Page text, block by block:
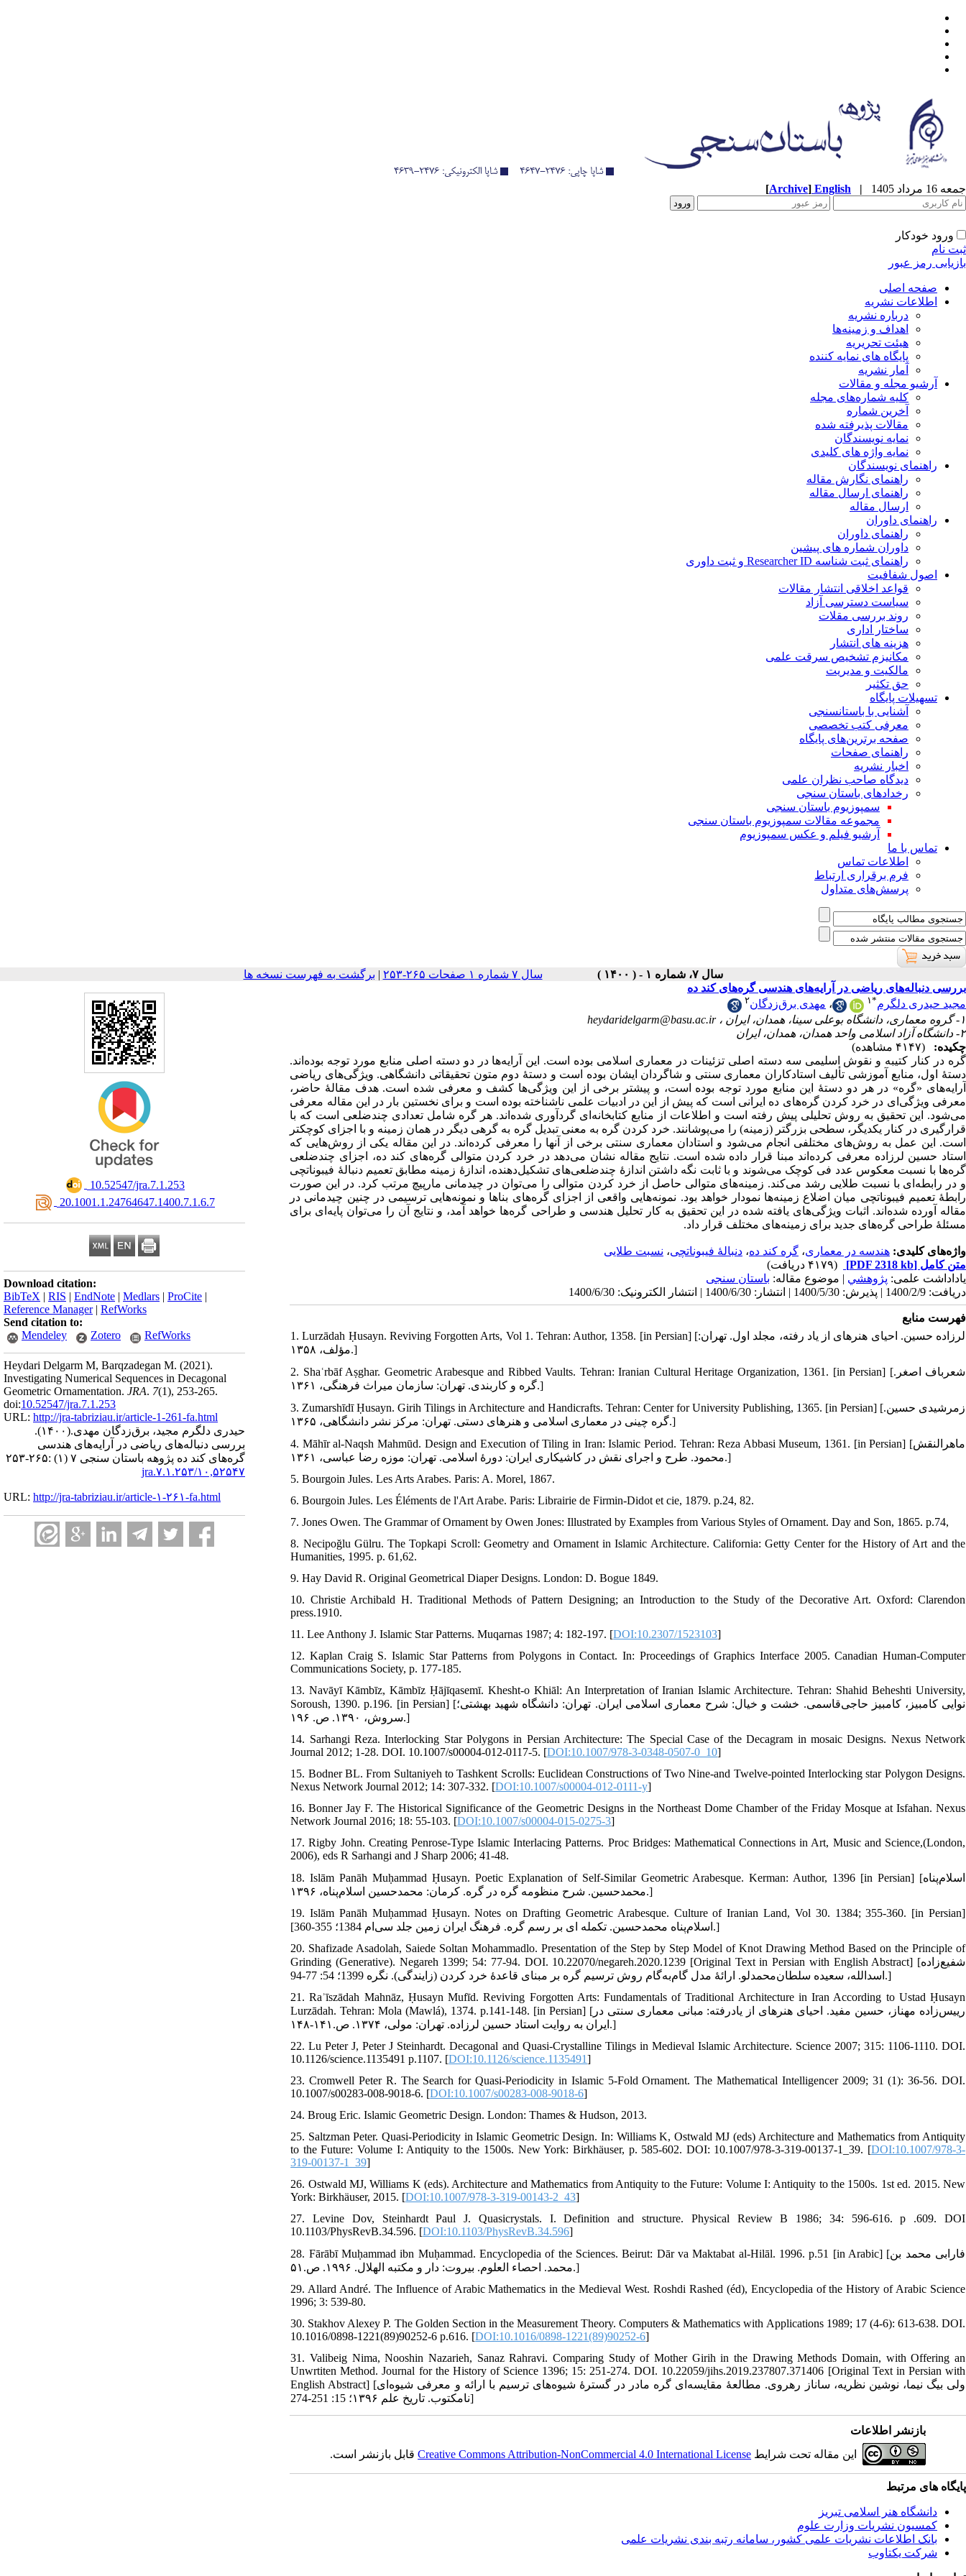
جمعه 16 مرداد 1405 |
English
[Archive]
ورود خودکار
ثبت نام
بازیابی رمز عبور
صفحه اصلی
اطلاعات نشریه
درباره نشریه
اهداف و زمینه‌ها
هیئت تحریریه
پایگاه های نمایه کننده
آمار نشریه
آرشیو مجله و مقالات
کلیه شماره‌های مجله
آخرین شماره
مقالات پذیرفته شده
نمایه نویسندگان
نمایه واژه های کلیدی
راهنمای نویسندگان
راهنمای نگارش مقاله
راهنمای ارسال مقاله
ارسال مقاله
راهنمای داوران
راهنمای داوران
داوران شماره های پیشین
راهنمای ثبت شناسه Researcher ID و ثبت داوری
اصول شفافیت
قواعد اخلاقی انتشار مقالات
سیاست دسترسی آزاد
روند بررسی مقلات
ساختار اداری
هزینه های انتشار
ﻣﮑﺎﻧﯿﺰم ﺗﺸﺨﯿﺺ ﺳﺮﻗﺖ ﻋﻠﻤﯽ
مالکیت و مدیریت
حق تکثیر
تسهیلات پایگاه
آشنایی با باستانسنجی
معرفی کتب تخصصی
صفحه برترین‌های پایگاه
راهنمای صفحات
اخبار نشریه
دیدگاه صاحب نظران علمی
رخدادهای باستان سنجی
سمپوزیوم باستان سنجی
مجموعه مقالات سمپوزیوم باستان سنجی
آرشیو فیلم و عکس سمپوزیوم
تماس با ما
اطلاعات تماس
فرم برقراری ارتباط
پرسش‌های متداول
سال ۷، شماره ۱ - ( ۱۴۰۰ ) سال ۷ شماره ۱ صفحات ۲۶۵-۲۵۳ | برگشت به فهرست نسخه ها
‎ 10.52547/jra.7.1.253
‎ 20.1001.1.24764647.1400.7.1.6.7
Download citation:
BibTeX | RIS | EndNote | Medlars | ProCite |
Reference Manager| RefWorks
Send citation to:
Mendeley
Zotero RefWorks
Heydari Delgarm M, Barqzadegan M. (2021).
Investigating Numerical Sequences in Decagonal
Geometric Ornamentation. JRA. 7(1), 253-265.
doi:10.52547/jra.7.1.253
URL: http://jra-tabriziau.ir/article-1-261-fa.html
حیدری دلگرم مجید، برق‌زدگان مهدی.(۱۴۰۰).
بررسی دنباله‌های ریاضی در آرایه‌های هندسی
گره‌های کند ده پژوهه باستان سنجی ۷ (۱) :۲۶۵-۲۵۳
۱۰,۵۲۵۴۷/jra.۷.۱.۲۵۳
URL: http://jra-tabriziau.ir/article-۱-۲۶۱-fa.html
بررسی دنباله‌های ریاضی در آرایه‌های هندسی گره‌های کند ده
مجید حیدری دلگرم*۱ ، مهدی برق‌زدگان۲
۱- گروه معماری، دانشگاه بوعلی سینا، همدان، ایران ،
heydaridelgarm@basu.ac.ir
۲- دانشگاه آزاد اسلامی واحد همدان، همدان، ایران
چکیده:
(۴۱۴۷ مشاهده)
گره در کنار کتیبه و نقوش اسلیمی سه دسته اصلی تزئینات در معماری اسلامی بوده است. این آرایه‌ها در دو دسته اصلی منابع مورد توجه بوده‌اند.
دستۀ اول، منابع آموزشی تألیف استادکاران معماری سنتی و شاگردان ایشان بوده است و دستۀ دوم متون تحقیقاتی دانشگاهی. ویژگی‌های ریاضی
آرایه‌های «گره» در هر دو دستۀ این منابع مورد توجه بوده است، و پیشتر برخی از این ویژگی‌ها کشف و معرفی شده است. هدف مقالۀ حاضر،
معرفی ویژگی‌ای در خرد کردن گره‌های ده ایرانی است که پیش از این در ادبیات علمی ناشناخته بوده است و برای نخستین بار در این مقاله معرفی
می‌شود. این تحقیق به روش ‌تحلیلی پیش رفته است و اطلاعات از منابع کتابخانه‌ای گردآوری شده‌اند. هر گره شامل تعدادی چندضلعی است که با
قرارگیری در کنار یکدیگر، سطحی بزرگتر (زمینه) را می‌پوشانند. خرد کردن گره به معنی تبدیل گره به گرهی دیگر در همان زمینه و با اجزای کوچکتر
است. این عمل به روش‌های مختلفی انجام می‌شود و استادان معماری سنتی برخی از آنها را معرفی کرده‌اند. در این مقاله یکی از روش‌هایی که
استاد حسین لرزاده معرفی کرده‌اند مبنا قرار داده شده است. نتایج مقاله نشان می‌دهد در خرد کردن متوالی گره‌های کند ده، اجزای چندضلعی
گره‌ها با نسبت معکوس عدد فی کوچک می‌شوند و با ثابت نگه داشتن اندازۀ چندضلعی‌های تشکیل‌دهنده، اندازۀ زمینه مطابق تعمیم دنبالۀ فیبوناتچی
و در رابطه‌ای با نسبت طلایی رشد می‌کند. زمینه‌های متوالی حاصل از خرد کردن متوالی را می‌توان در چیدمانی مارپیچ مرتب کرد. در این صورت
رابطۀ تعمیم فیبوناتچی میان اضلاع زمینه‌ها نمودار خواهد بود. نمونه‌هایی واقعی از اجزای گره‌های بناها و نمونه‌هایی ترسیمی در چنین چیدمانی در
مقاله آورده شده‌اند. اثبات ویژگی‌های یافته شده در این تحقیق به کار تحلیل هندسی و طراحی گره‌ها خواهد آمد، و نتایج آن را می‌توان پایه‌ای برای
مسئلۀ طراحی گره‌های جدید برای زمینه‌های مختلف قرار داد.
واژه‌های کلیدی: هندسه در معماری، گره کند ده، دنبالۀ فیبوناتچی، نسبت طلایی
متن کامل [PDF 2318 kb]
(۴۱۷۹ دریافت)
یاداداشت علمی: پژوهشي | موضوع مقاله: باستان سنجی
دریافت: 1400/2/9 | پذیرش: 1400/5/30 | انتشار: 1400/6/30 | انتشار الکترونیک: 1400/6/30
فهرست منابع
1. Lurzādah Ḥusayn. Reviving Forgotten Arts, Vol 1. Tehran: Author, 1358. [in Persian] [لرزاده حسین. احیای هنرهای از یاد رفته، مجلد اول. تهران:
مؤلف، ۱۳۵۸.]
2. Shaʿrbāf Aṣghar. Geometric Arabesque and Ribbed Vaults. Tehran: Iranian Cultural Heritage Organization, 1361. [in Persian] [شعرباف اصغر.
گره و کاربندی. تهران: سازمان میراث فرهنگی، ۱۳۶۱.]
3. Zumarshīdī Ḥusayn. Girih Tilings in Architecture and Handicrafts. Tehran: Center for University Publishing, 1365. [in Persian] [زمرشیدی حسین.
گ‍ره‌ چ‍ی‍ن‍ی‌ در م‍ع‍م‍اری‌ اس‍لام‍ی‌ و ه‍ن‍ره‍ای‌ دس‍ت‍ی‌. تهران: مرکز نشر دانشگاهی، ۱۳۶۵.]
4. Māhīr al-Naqsh Mahmūd. Design and Execution of Tiling in Iran: Islamic Period. Tehran: Reza Abbasi Museum, 1361. [in Persian] [ماهرالنقش
محمود. طرح‌ و اج‍رای‌ ن‍ق‍ش‌ در ک‍اش‍ی‍ک‍اری‌ ای‍ران‌: دورۀ‌ اس‍لام‍ی‌. تهران: موزه رضا عباسی، ۱۳۶۱.]
5. Bourgoin Jules. Les Arts Arabes. Paris: A. Morel, 1867.
6. Bourgoin Jules. Les Éléments de l'Art Arabe. Paris: Librairie de Firmin-Didot et cie, 1879. p.24, 82.
7. Jones Owen. The Grammar of Ornament by Owen Jones: Illustrated by Examples from Various Styles of Ornament. Day and Son, 1865. p.74,
8. Necipoğlu Gülru. The Topkapi Scroll: Geometry and Ornament in Islamic Architecture. California: Getty Center for the History of Art and the
Humanities, 1995. p. 61,62.
9. Hay David R. Original Geometrical Diaper Designs. London: D. Bogue 1849.
10. Christie Archibald H. Traditional Methods of Pattern Designing; an Introduction to the Study of the Decorative Art. Oxford: Clarendon
press.1910.
11. Lee Anthony J. Islamic Star Patterns. Muqarnas 1987; 4: 182-197. [DOI:10.2307/1523103]
12. Kaplan Craig S. Islamic Star Patterns from Polygons in Contact. In: Proceedings of Graphics Interface 2005. Canadian Human-Computer
Communications Society, p. 177-185.
13. Navāyī Kāmbīz, Kāmbīz Ḥājīqasemī. Khesht-o Khiāl: An Interpretation of Iranian Islamic Architecture. Tehran: Shahid Beheshti University,
Soroush, 1390. p.196. [in Persian] [نوایی کامبیز، کامبیز حاجی‌قاسمی. خشت و خیال: شرح معماری اسلامی ایران. تهران: دانشگاه شهید بهشتی؛
سروش، ۱۳۹۰. ص. ۱۹۶.]
14. Sarhangi Reza. Interlocking Star Polygons in Persian Architecture: The Special Case of the Decagram in mosaic Designs. Nexus Network
Journal 2012; 1-28. DOI. 10.1007/s00004-012-0117-5. [DOI:10.1007/978-3-0348-0507-0_10]
15. Bodner BL. From Sultaniyeh to Tashkent Scrolls: Euclidean Constructions of Two Nine-and Twelve-pointed Interlocking star Polygon Designs.
Nexus Network Journal 2012; 14: 307-332. [DOI:10.1007/s00004-012-0111-y]
16. Bonner Jay F. The Historical Significance of the Geometric Designs in the Northeast Dome Chamber of the Friday Mosque at Isfahan. Nexus
Network Journal 2016; 18: 55-103. [DOI:10.1007/s00004-015-0275-3]
17. Rigby John. Creating Penrose-Type Islamic Interlacing Patterns. Proc Bridges: Mathematical Connections in Art, Music and Science,(London,
2006), eds R Sarhangi and J Sharp 2006; 41-48.
18. Islām Panāh Muḥammad Ḥusayn. Poetic Explanation of Self-Similar Geometric Arabesque. Kerman: Author, 1396 [in Persian] [اسلام‌پناه
محمدحسین. شرح منظومه گره در گره. کرمان: محمدحسین اسلام‌پناه، ۱۳۹۶.]
19. Islām Panāh Muḥammad Ḥusayn. Notes on Drafting Geometric Arabesque. Culture of Iranian Land, Vol 30. 1384; 355-360. [in Persian]
[اسلام‌پناه ‌محمد‌حسین. تکمله ای بر رسم گره. فرهنگ ایران زمین جلد سی‌ام 1384؛ 355-360.]
20. Shafizade Asadolah, Saiede Soltan Mohammadlo. Presentation of the Step by Step Model of Knot Drawing Method Based on the Principle of
Grinding (Generative). Negareh 1399; 54: 77-94. DOI. 10.22070/negareh.2020.1239 [Original Text in Persian with English Abstract] [شفیع‌زاده
‌اسدالله، ‌سعیده سلطان‌محمدلو. ارائۀ مدل گام‌به‌گام روش ترسیم گره بر مبنای قاعدۀ خرد کردن (زایندگی). نگره 1399؛ 54: 77-94.]
21. Raʾīszādah Mahnāz, Ḥusayn Mufīd. Reviving Forgotten Arts: Fundamentals of Traditional Architecture in Iran According to Ustad Ḥusayn
Lurzādah. Tehran: Mola (Mawlá), 1374. p.141-148. [in Persian] [رییس‌زاده مهناز، حسین مفید. احیای هنرهای از یادرفته: مبانی معماری سنتی در
ایران به روایت استاد حسین لرزاده. تهران: مولی، ۱۳۷۴. ص.۱۴۱-۱۴۸.]
22. Lu Peter J, Peter J Steinhardt. Decagonal and Quasi-Crystalline Tilings in Medieval Islamic Architecture. Science 2007; 315: 1106-1110. DOI.
10.1126/science.1135491 p.1107. [DOI:10.1126/science.1135491]
23. Cromwell Peter R. The Search for Quasi-Periodicity in Islamic 5-Fold Ornament. The Mathematical Intelligencer 2009; 31 (1): 36-56. DOI.
10.1007/s00283-008-9018-6. [DOI:10.1007/s00283-008-9018-6]
24. Broug Eric. Islamic Geometric Design. London: Thames & Hudson, 2013.
25. Saltzman Peter. Quasi-Periodicity in Islamic Geometric Design. In: Williams K, Ostwald MJ (eds) Architecture and Mathematics from Antiquity
to the Future: Volume I: Antiquity to the 1500s. New York: Birkhäuser, p. 585-602. DOI: 10.1007/978-3-319-00137-1_39. [DOI:10.1007/978-3-
319-00137-1_39]
26. Ostwald MJ, Williams K (eds). Architecture and Mathematics from Antiquity to the Future: Volume I: Antiquity to the 1500s. 1st ed. 2015. New
York: Birkhäuser, 2015. [DOI:10.1007/978-3-319-00143-2_43]
27. Levine Dov, Steinhardt Paul J. Quasicrystals. I. Definition and structure. Physical Review B 1986; 34: 596-616. p .609. DOI
10.1103/PhysRevB.34.596. [DOI:10.1103/PhysRevB.34.596]
28. Fārābī Muḥammad ibn Muḥammad. Encyclopedia of the Sciences. Beirut: Dār va Maktabat al-Hilāl. 1996. p.51 [in Arabic] [فارابی محمد بن
محمد. احصاء العلوم. بیروت: دار و مکتبه الهلال. ۱۹۹۶. ص.۵۱.]
29. Allard André. The Influence of Arabic Mathematics in the Medieval West. Roshdi Rashed (éd), Encyclopedia of the History of Arabic Science
1996; 3: 539-80.
30. Stakhov Alexey P. The Golden Section in the Measurement Theory. Computers & Mathematics with Applications 1989; 17 (4-6): 613-638. DOI.
10.1016/0898-1221(89)90252-6 p.616. [DOI:10.1016/0898-1221(89)90252-6]
31. Valibeig Nima, Nooshin Nazarieh, Sanaz Rahravi. Comparing Study of Mother Girih in the Drawing Methods Domain, with Offering an
Unwrtiten Method. Journal for the History of Science 1396; 15: 251-274. DOI. 10.22059/jihs.2019.237807.371406 [Original Text in Persian with
English Abstract] [ولی بیگ نیما، نوشین نظریه، ساناز رهروی. مطالعۀ مقایسه‌ای گره مادر در گسترۀ شیوه‌های ترسیم با ارائه و معرفی شیوه‌ای
نامکتوب. تاریخ علم ۱۳۹۶؛ 15: 251-274]
بازنشر اطلاعات
این مقاله تحت شرایط Creative Commons Attribution-NonCommercial 4.0 International Licenseقابل بازنشر است.
پایگاه های مرتبط
دانشگاه هنر اسلامی تبریز
کمسیون نشریات وزارت علوم
بانک اطلاعات نشریات علمی کشور، سامانه رتبه بندی نشریات علمی
شرکت یکتاوب